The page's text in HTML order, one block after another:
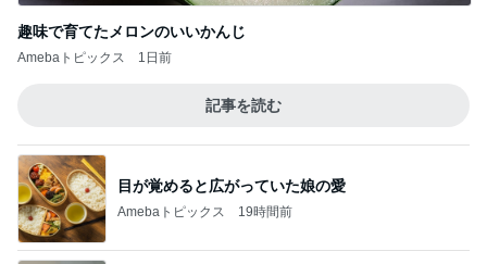
趣味で育てたメロンのいいかんじ
Amebaトピックス 1日前
記事を読む
目が覚めると広がっていた娘の愛
Amebaトピックス 19時間前